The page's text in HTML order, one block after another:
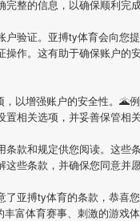
整的信息，以确保顺利完成
验证。 亚搏ty体育会向您
作。这有助于确保账户的
以增强账户的安全性。🌋
相关选项，并妥善保管相
条款和规定供您阅读。这些
些条款，并确保您同意并愿
了亚搏ty体育的条款，恭喜
丰富体育赛事、刺激的游戏